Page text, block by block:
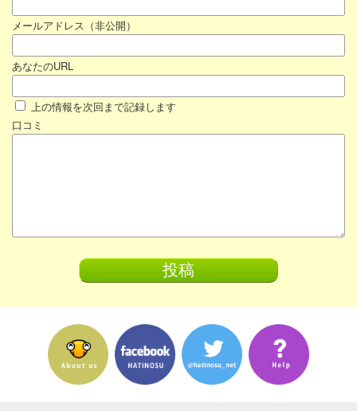
メールアドレス（非公開）
あなたのURL
上の情報を次回まで記録します
口コミ